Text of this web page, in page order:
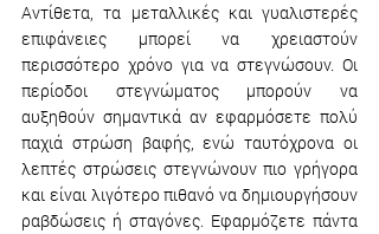
Αντίθετα, τα μεταλλικές και γυαλιστερές
επιφάνειες μπορεί να χρειαστούν
περισσότερο χρόνο για να στεγνώσουν. Οι
περίοδοι στεγνώματος μπορούν να
αυξηθούν σημαντικά αν εφαρμόσετε πολύ
παχιά στρώση βαφής, ενώ ταυτόχρονα οι
λεπτές στρώσεις στεγνώνουν πιο γρήγορα
και είναι λιγότερο πιθανό να δημιουργήσουν
ραβδώσεις ή σταγόνες. Εφαρμόζετε πάντα